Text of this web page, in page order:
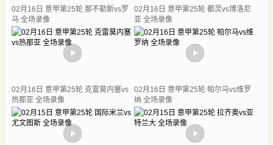
02月16日 意甲第25轮 那不勒斯vs罗
马 全场录像
02月16日 意甲第25轮 都灵vs博洛尼
亚 全场录像
02月16日 意甲第25轮 克雷莫内塞vs
热那亚 全场录像
02月16日 意甲第25轮 帕尔马vs维罗
纳 全场录像